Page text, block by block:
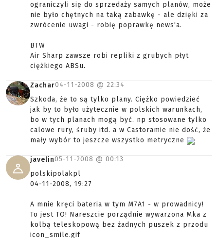
ograniczyli się do sprzedaży samych planów, może
nie było chętnych na taką zabawkę - ale dzięki za
zwrócenie uwagi - robię poprawkę news'a.
BTW
Air Sharp zawsze robi repliki z grubych płyt
ciężkiego ABSu.
Zachar04-11-2008 @ 22:34
Szkoda, że to są tylko plany. Ciężko powiedzieć
jak by to było użytecznie w polskich warunkach,
bo w tych planach mogą być. np stosowane tylko
calowe rury, śruby itd. a w Castoramie nie dość, że
mały wybór to jeszcze wszystko metryczne
javelin05-11-2008 @ 00:13
polskipolakpl
04-11-2008, 19:27
A mnie kręci bateria w tym M7A1 - w prowadnicy!
To jest TO! Nareszcie porządnie wywarzona Mka z
kolbą teleskopową bez żadnych puszek z przodu
icon_smile.gif